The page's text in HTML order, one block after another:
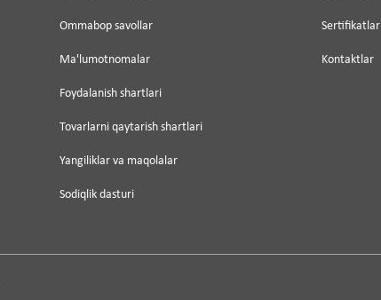
Ommabop savollar
Ma'lumotnomalar
Foydalanish shartlari
Tovarlarni qaytarish shartlari
Yangiliklar va maqolalar
Sodiqlik dasturi
Sertifikatlar
Kontaktlar